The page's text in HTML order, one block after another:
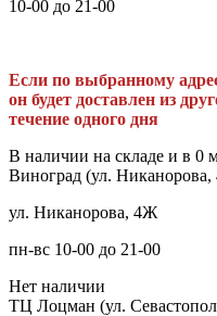
10-00 до 21-00
Если по выбранному
он будет доставлен из
течение одного дня
В наличии на складе и в 0
Виноград (ул.
ул. Никанорова, 4Ж
пн-вс 10-00 до 21-00
Нет наличии
ТЦ Лоцман (ул.